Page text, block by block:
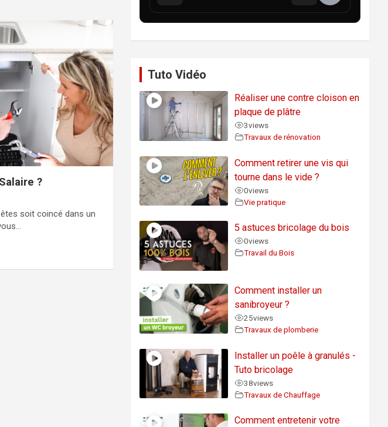
?
soit coincé dans un
Tuto Vidéo
Réaliser une contre cloison en
plaque de plâtre
3views
Travaux de rénovation
Comment retirer une vis qui
tourne dans le vide ?
0views
Vie pratique
5 astuces bricolage du bois
0views
Travail du Bois
Comment installer un
sanibroyeur ?
25views
Travaux de plomberie
Installer un poêle à granulés -
Tuto bricolage
38views
Travaux de Chauffage
Comment entretenir votre